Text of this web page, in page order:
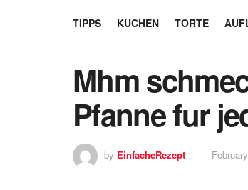
TIPPS KUCHEN TORTE
Mhm
Pfanne fur
by EinfacheRezept